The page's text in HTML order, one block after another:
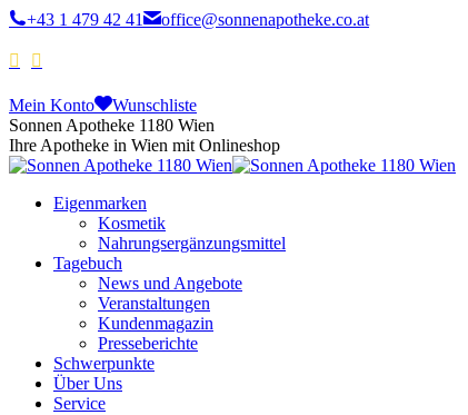
+43 1 479 42 41 office@sonnenapotheke.co.at
Mein Konto
Wunschliste
Sonnen Apotheke 1180 Wien
Ihre Apotheke in Wien mit Onlineshop
Eigenmarken
Kosmetik
Nahrungsergänzungsmittel
Tagebuch
News und Angebote
Veranstaltungen
Kundenmagazin
Presseberichte
Schwerpunkte
Über Uns
Service